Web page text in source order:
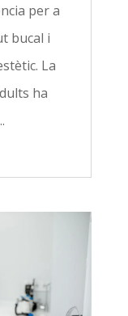
per a
bucal i
La
ha